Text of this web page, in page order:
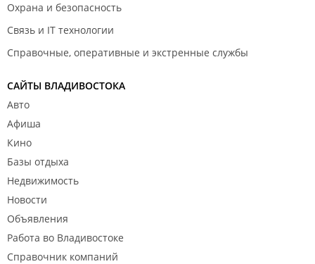
Охрана и безопасность
Связь и IT технологии
Справочные, оперативные и экстренные службы
САЙТЫ ВЛАДИВОСТОКА
Авто
Афиша
Кино
Базы отдыха
Недвижимость
Новости
Объявления
Работа во Владивостоке
Справочник компаний